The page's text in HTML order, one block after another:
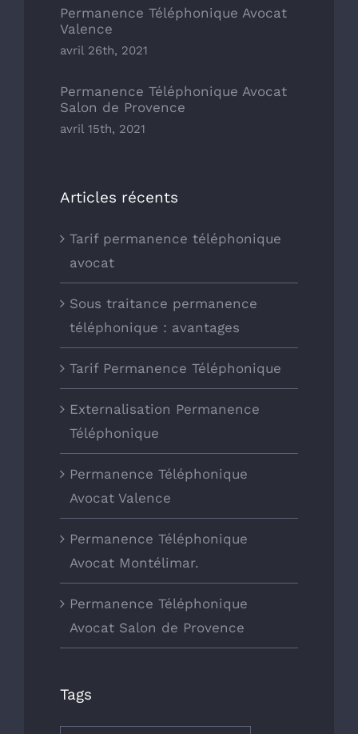
Permanence Téléphonique Avocat
Valence
avril 26th, 2021
Permanence Téléphonique Avocat
Salon de Provence
avril 15th, 2021
Articles récents
Tarif permanence téléphonique
avocat
Sous traitance permanence
téléphonique : avantages
Tarif Permanence Téléphonique
Externalisation Permanence
Téléphonique
Permanence Téléphonique
Avocat Valence
Permanence Téléphonique
Avocat Montélimar.
Permanence Téléphonique
Avocat Salon de Provence
Tags